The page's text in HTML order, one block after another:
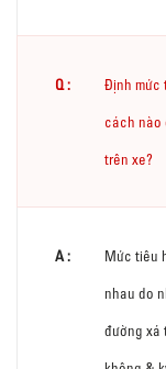
Định mức
cách nào
trên xe?
Mức tiêu
nhau do
đường xá